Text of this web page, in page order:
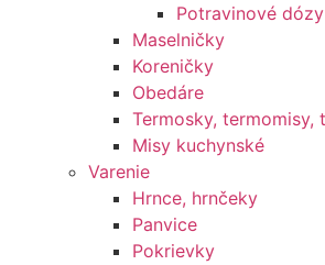
Potravinové
Maselničky
Koreničky
Obedáre
Termosky, termomisy,
Misy kuchynské
Varenie
Hrnce, hrnčeky
Panvice
Pokrievky